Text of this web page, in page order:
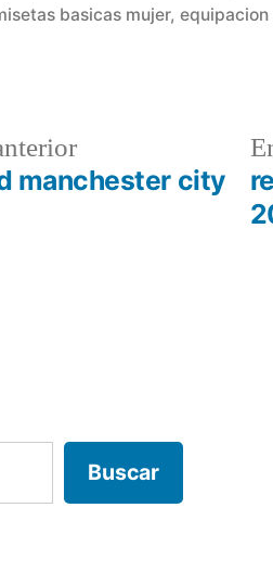
en
basicas mujer,
Entrada
anterior:
manchester city
Buscar